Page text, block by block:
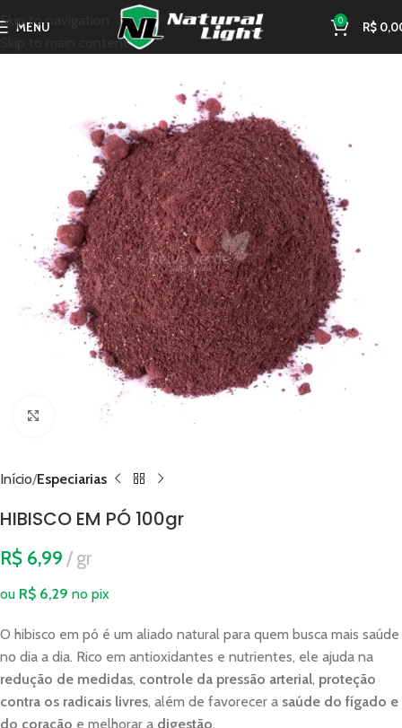
Skip to navigation
Skip to main content
MENU 0 R$
Clique para ampliar
Início Especiarias
HIBISCO EM PÓ 100gr
R$ 6,99 gr
ou R$ 6,29 no pix
O hibisco em pó é um aliado natural para quem busca mais saúde
no dia a dia. Rico em antioxidantes e nutrientes, ele ajuda na
redução de medidas, controle da pressão arterial, proteção
contra os radicais livres, além de favorecer a saúde do fígado e
do coração e melhorar a digestão.